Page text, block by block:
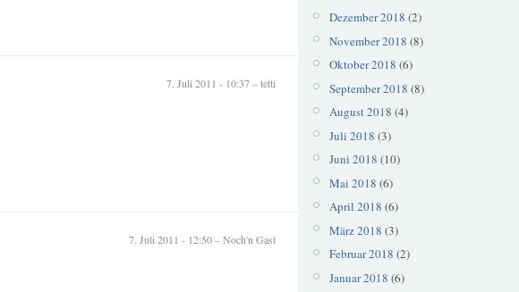
7. Juli 2011 - 10:37 – tetti
7. Juli 2011 - 12:50 – Noch'n Gast
Dezember 2018 (2)
November 2018 (8)
Oktober 2018 (6)
September 2018 (8)
August 2018 (4)
Juli 2018 (3)
Juni 2018 (10)
Mai 2018 (6)
April 2018 (6)
März 2018 (3)
Februar 2018 (2)
Januar 2018 (6)